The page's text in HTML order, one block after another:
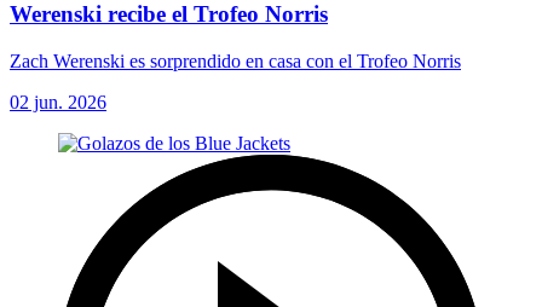
Werenski recibe el Trofeo Norris
Zach Werenski es sorprendido en casa con el Trofeo Norris
02 jun. 2026